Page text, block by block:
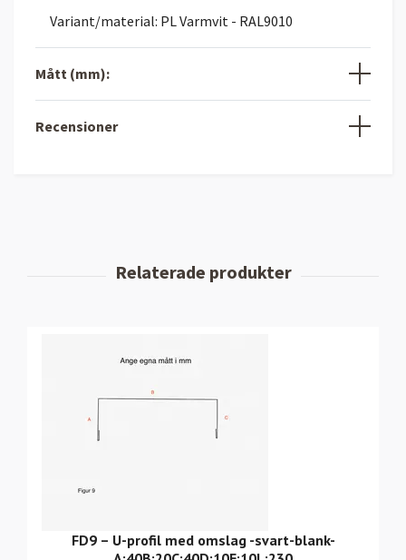
Variant/material: PL Varmvit - RAL9010
Mått (mm):
Recensioner
FD9 – U-profil med omslag -svart-blank-